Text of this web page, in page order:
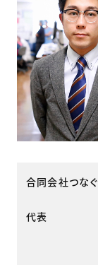
合同会社つなぐ
代表